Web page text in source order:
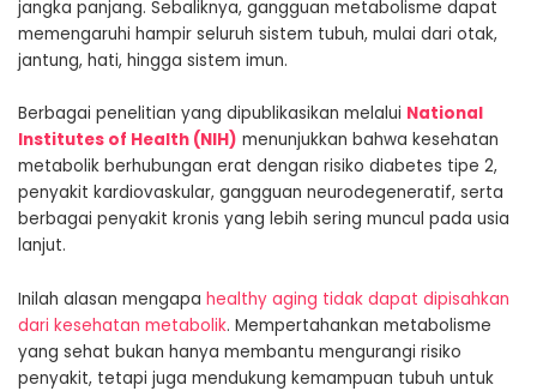
jangka panjang. Sebaliknya, gangguan metabolisme dapat
memengaruhi hampir seluruh sistem tubuh, mulai dari otak,
jantung, hati, hingga sistem imun.
Berbagai penelitian yang dipublikasikan melalui National
Institutes of Health (NIH) menunjukkan bahwa kesehatan
metabolik berhubungan erat dengan risiko diabetes tipe 2,
penyakit kardiovaskular, gangguan neurodegeneratif, serta
berbagai penyakit kronis yang lebih sering muncul pada usia
lanjut.
Inilah alasan mengapa healthy aging tidak dapat dipisahkan
dari kesehatan metabolik. Mempertahankan metabolisme
yang sehat bukan hanya membantu mengurangi risiko
penyakit, tetapi juga mendukung kemampuan tubuh untuk